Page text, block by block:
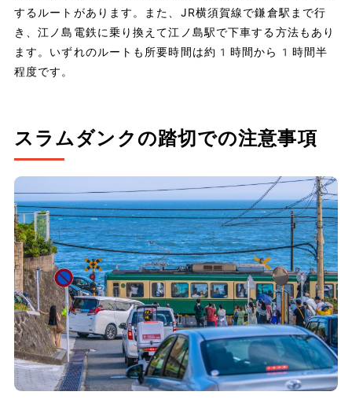
するルートがあります。また、JR横須賀線で鎌倉駅まで行
き、江ノ島電鉄に乗り換えて江ノ島駅で下車する方法もあり
ます。いずれのルートも所要時間は約1時間から1時間半
程度です。
スラムダンクの踏切での注意事項